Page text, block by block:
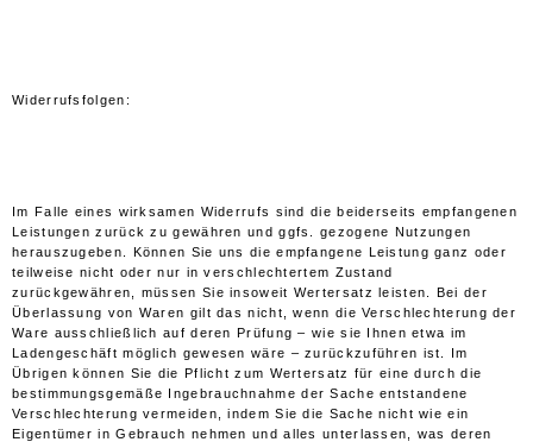
Widerrufsfolgen:
Im Falle eines wirksamen Widerrufs sind die beiderseits empfangenen
Leistungen zurück zu gewähren und ggfs. gezogene Nutzungen
herauszugeben. Können Sie uns die empfangene Leistung ganz oder
teilweise nicht oder nur in verschlechtertem Zustand
zurückgewähren, müssen Sie insoweit Wertersatz leisten. Bei der
Überlassung von Waren gilt das nicht, wenn die Verschlechterung der
Ware ausschließlich auf deren Prüfung – wie sie Ihnen etwa im
Ladengeschäft möglich gewesen wäre – zurückzuführen ist. Im
Übrigen können Sie die Pflicht zum Wertersatz für eine durch die
bestimmungsgemäße Ingebrauchnahme der Sache entstandene
Verschlechterung vermeiden, indem Sie die Sache nicht wie ein
Eigentümer in Gebrauch nehmen und alles unterlassen, was deren